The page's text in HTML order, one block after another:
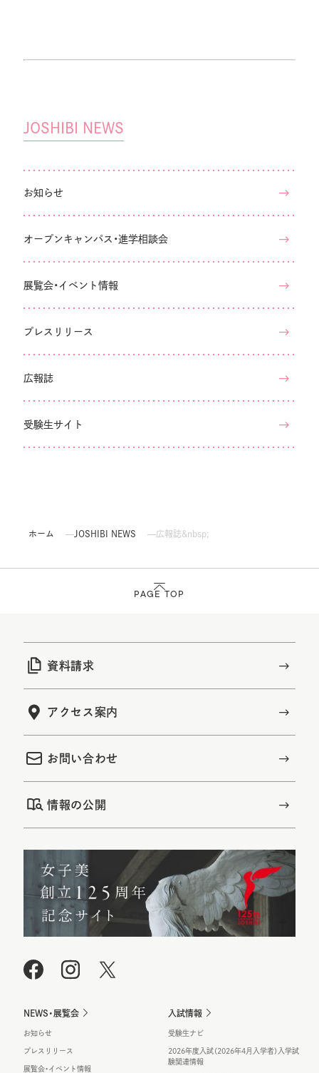
JOSHIBI NEWS
お知らせ
オープンキャンパス・進学相談会
展覧会・イベント情報
プレスリリース
広報誌
受験生サイト
ホーム JOSHIBI NEWS 広報誌&nbsp;
PAGE TOP
資料請求
アクセス案内
お問い合わせ
情報の公開
NEWS・展覧会
お知らせ
プレスリリース
展覧会・イベント情報
入試情報
受験生ナビ
2026年度入試（2026年4月入学者）入学試
験関連情報